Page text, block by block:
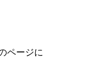
ページに